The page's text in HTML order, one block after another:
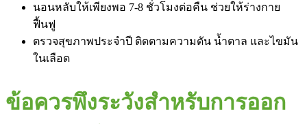
นอนหลับให้เพียงพอ 7-8 ชั่วโมงต่อคืน ช่วยให้ร่างกาย
ฟื้นฟู
ตรวจสุขภาพประจำปี ติดตามความดัน น้ำตาล และไขมัน
ในเลือด
ข้อควรพึงระวังสำหรับการออก